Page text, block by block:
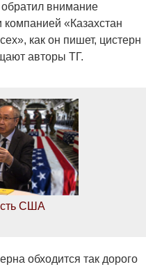
внимание
«Казахстан
как он пишет, цистерн
авторы ТГ.
США
обходится так дорого